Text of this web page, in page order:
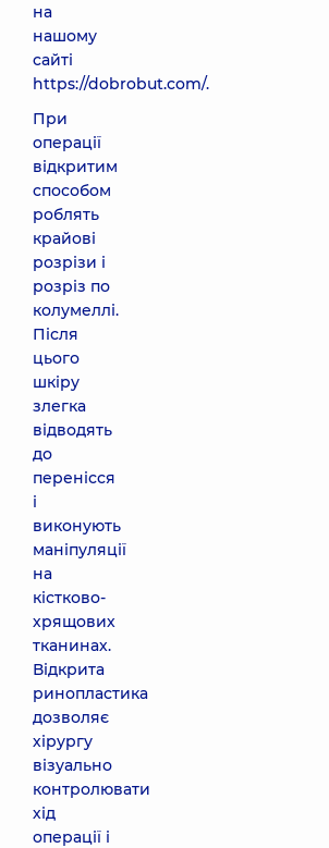
на
нашому
сайті
https://dobrobut.com/.
При
операції
відкритим
способом
роблять
крайові
розрізи і
розріз по
колумеллі.
Після
цього
шкіру
злегка
відводять
до
перенісся
і
виконують
маніпуляції
на
кістково-
хрящових
тканинах.
Відкрита
ринопластика
дозволяє
хірургу
візуально
контролювати
хід
операції і